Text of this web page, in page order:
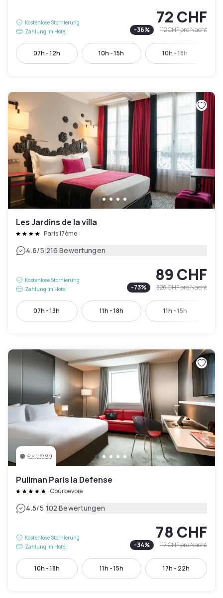
Kostenlose Stornierung
Zahlung im Hotel
72 CHF
-36% 112 CHFpro Nacht
07h - 12h 10h - 15h 10h - 18h
Les Jardins de la villa
Paris 17ème
4.6/5|216 Bewertungen
Kostenlose Stornierung
Zahlung im Hotel
89 CHF
-73% 326 CHFpro Nacht
07h - 13h 11h - 18h 11h - 15h
Pullman Paris la Defense
Courbevoie
4.5/5|102 Bewertungen
Kostenlose Stornierung
Zahlung im Hotel
78 CHF
-34% 117 CHFpro Nacht
10h - 18h 11h - 15h 17h - 22h